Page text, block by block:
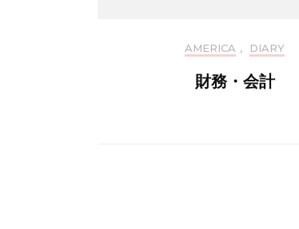
AMERICA , DIARY
財務・会計